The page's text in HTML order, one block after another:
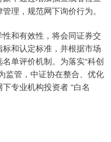
理，规范网下询价行为。
和有效性，将会同证券交
和认定标准，并根据市场
单评价机制。为落实“科创
监管，中证协在整合、优化
专业机构投资者 “白名